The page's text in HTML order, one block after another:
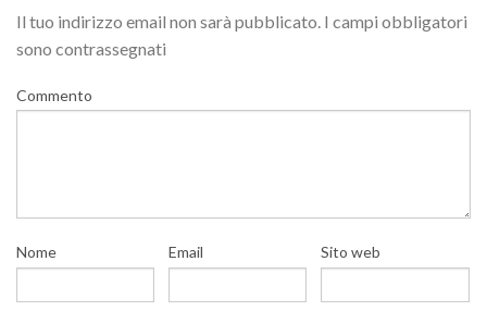
Il tuo indirizzo email non sarà pubblicato. I campi obbligatori
sono contrassegnati
Commento
Nome Email Sito web